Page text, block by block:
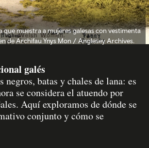
que muestra a mujeres galesas con vestimenta
de Archifau Ynys Mon / Anglesey Archives.
galés
negros, batas y chales de lana: es
se considera el atuendo por
Aquí exploramos de dónde se
conjunto y cómo se